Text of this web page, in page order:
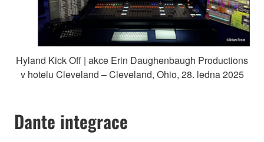
Hyland Kick Off | akce Erin Daughenbaugh Productions
v hotelu Cleveland – Cleveland, Ohio, 28. ledna 2025
Dante integrace